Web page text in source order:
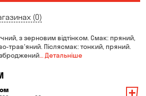
(0)
з зерновим відтінком. Смак: пряний,
трав'яний. Післясмак: тонкий, пряний.
… Детальніше